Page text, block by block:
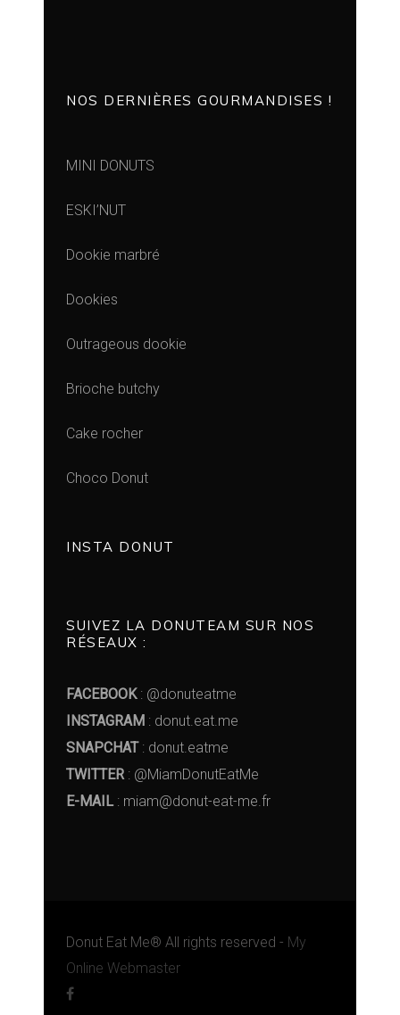
NOS DERNIÈRES GOURMANDISES !
MINI DONUTS
ESKI’NUT
Dookie marbré
Dookies
Outrageous dookie
Brioche butchy
Cake rocher
Choco Donut
INSTA DONUT
SUIVEZ LA DONUTEAM SUR NOS
RÉSEAUX :
FACEBOOK: @donuteatme
INSTAGRAM : donut.eat.me
SNAPCHAT: donut.eatme
TWITTER: @MiamDonutEatMe
E-MAIL: miam@donut-eat-me.fr
Donut Eat Me® All rights reserved - My
Online Webmaster